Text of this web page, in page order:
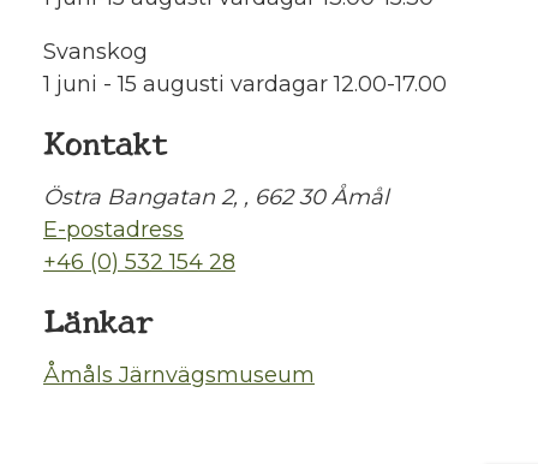
Svanskog
1 juni - 15 augusti vardagar 12.00-17.00
Kontakt
Östra Bangatan 2, , 662 30 Åmål
E-postadress
+46 (0) 532 154 28
Länkar
Åmåls Järnvägsmuseum